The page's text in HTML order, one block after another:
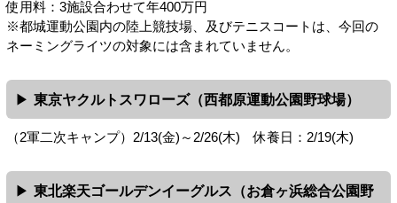
使用料：3施設合わせて年400万円
※都城運動公園内の陸上競技場、及びテニスコートは、今回の
ネーミングライツの対象には含まれていません。
東京ヤクルトスワローズ（西都原運動公園野球場）
（2軍二次キャンプ）2/13(金)～2/26(木) 休養日：2/19(木)
東北楽天ゴールデンイーグルス（お倉ヶ浜総合公園野